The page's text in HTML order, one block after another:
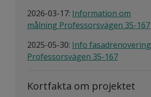
2026-03-17: Information om
målning Professorsvägen 35-167
2025-05-30: Info fasadrenovering
Professorsvägen 35-167
Kortfakta om projektet